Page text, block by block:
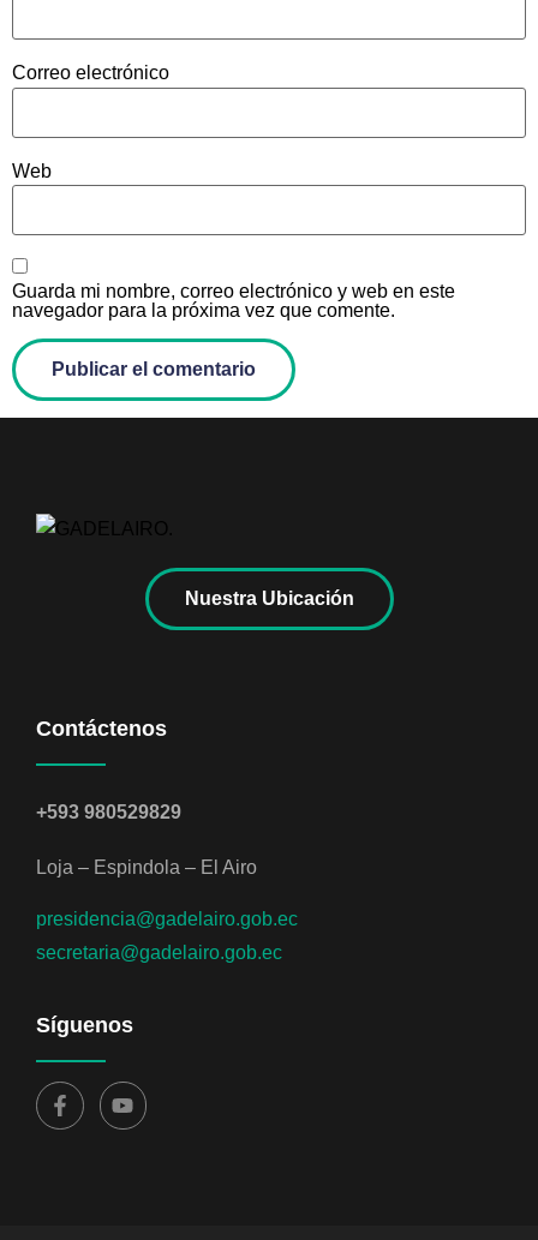
Correo electrónico
Web
Guarda mi nombre, correo electrónico y web en este
navegador para la próxima vez que comente.
Nuestra Ubicación
Contáctenos
+593 980529829
Loja – Espindola – El Airo
presidencia@gadelairo.gob.ec
secretaria@gadelairo.gob.ec
Síguenos